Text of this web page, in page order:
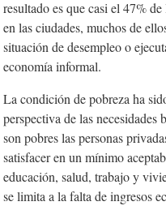
resultado es que casi el 47%
en las ciudades, muchos de
situación de desempleo o
economía informal.
La condición de pobreza ha
perspectiva de las necesidades
son pobres las personas
satisfacer en un mínimo
educación, salud, trabajo y
se limita a la falta de ingresos